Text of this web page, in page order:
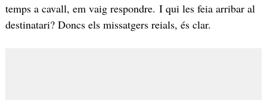
temps a cavall, em vaig respondre. I qui les feia arribar al
destinatari? Doncs els missatgers reials, és clar.